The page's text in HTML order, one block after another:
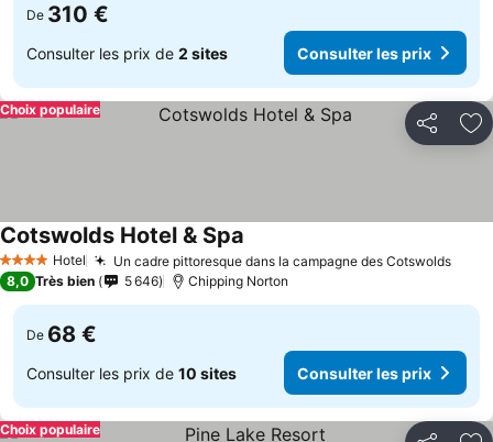
De 310 €
Consulter les prix de 2 sites Consulter les prix
Partager
Choix populaire
4 Étoiles Hotel Un cadre pittoresque dans la campagne des Cotswolds
Cotswolds Hotel & Spa
8,0 Très bien 5 646 Chipping Norton
De 68 €
Consulter les prix de 10 sites Consulter les prix
Choix populaire